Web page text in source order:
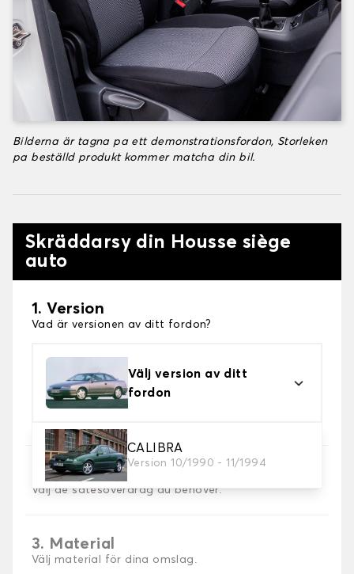
Bilderna är tagna pa ett demonstrationsfordon, Storleken
pa beställd produkt kommer matcha din bil.
Skräddarsy din Housse siège
auto
1. Version
Vad är versionen av ditt fordon?
Välj version av ditt
fordon
CALIBRA
Version 10/1990 - 11/1994
2. Val av spel
Välj de sätesöverdrag du behöver.
3. Material
Välj material för dina omslag.